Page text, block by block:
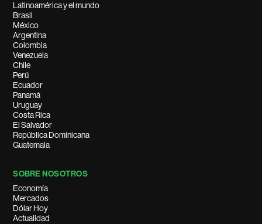
Latinoamérica y el mundo
Brasil
México
Argentina
Colombia
Venezuela
Chile
Perú
Ecuador
Panamá
Uruguay
Costa Rica
El Salvador
República Dominicana
Guatemala
SOBRE NOSOTROS
Economía
Mercados
Dólar Hoy
Actualidad